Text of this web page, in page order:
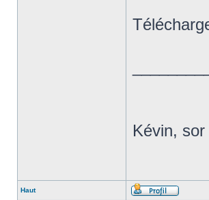
Kévin,
Haut